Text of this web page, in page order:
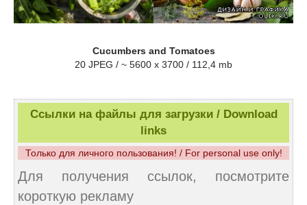
Cucumbers and Tomatoes
20 JPEG / ~ 5600 x 3700 / 112,4 mb
Ссылки на файлы для загрузки / Download
links
Только для личного пользования! / For personal use only!
Для получения ссылок, посмотрите
короткую рекламу